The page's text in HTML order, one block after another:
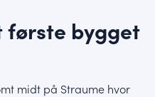
første bygget
midt på Straume hvor